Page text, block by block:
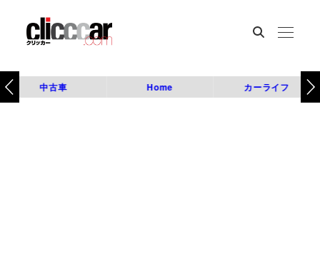
中古車 Home カーライフ